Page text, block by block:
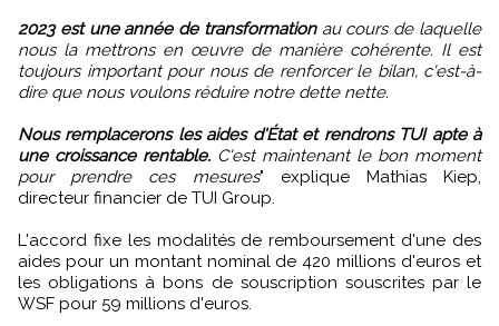
2023 est une année de transformationau cours de laquelle
nous la mettrons en œuvre de manière cohérente. Il est
toujours important pour nous de renforcer le bilan, c'est-à-
dire que nous voulons réduire notre dette nette.
Nous remplacerons les aides d'État et rendrons TUI apte à
une croissance rentable. C'est maintenant le bon moment
pour prendre ces mesures" explique Mathias Kiep,
directeur financier de TUI Group.
L'accord fixe les modalités de remboursement d'une des
aides pour un montant nominal de 420 millions d'euros et
les obligations à bons de souscription souscrites par le
WSF pour 59 millions d'euros.